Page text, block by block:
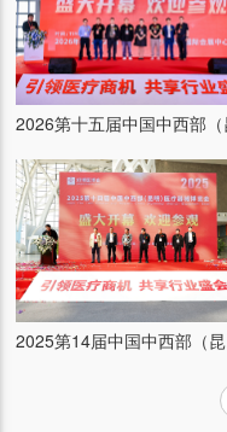
普康医疗（展位：
艾康生物技术（杭